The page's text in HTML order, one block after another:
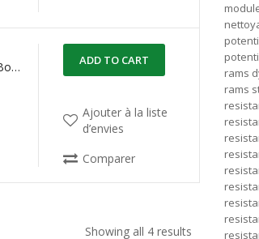
TMDSCNCD28379D Daughter Cards & OEM Boards F28379D controlCARD ADD TO CART
Ajouter à la liste
d’envies
Comparer
Showing all 4 results
rams
rams